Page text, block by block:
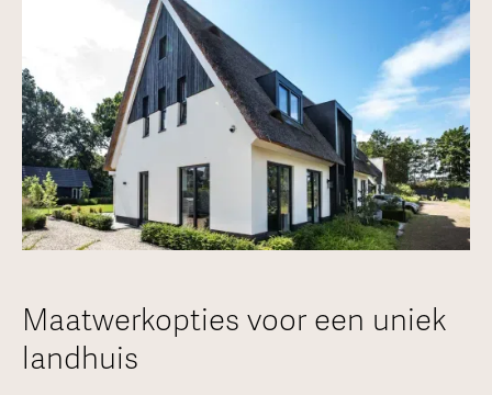
Maatwerkopties voor een uniek
landhuis